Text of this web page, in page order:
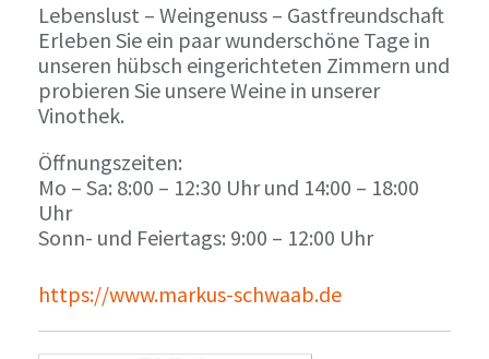
Lebenslust – Weingenuss – Gastfreundschaft
Erleben Sie ein paar wunderschöne Tage in
unseren hübsch eingerichteten Zimmern und
probieren Sie unsere Weine in unserer
Vinothek.
Öffnungszeiten:
Mo – Sa: 8:00 – 12:30 Uhr und 14:00 – 18:00
Uhr
Sonn- und Feiertags: 9:00 – 12:00 Uhr
https://www.markus-schwaab.de